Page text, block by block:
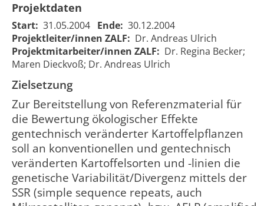
553
Untersuchungen zur
Ermittlung der
genetischen Divergenz
von konventionellen
und transgenen
Kartoffelsorten als
Interpretationshilfe
zur Festlegung von
Monitoringparametern
of the
genetic
diversity of
conventional
potato
varieties - a
baseline
study to
evaluate
monitoring
parameters
00:00:00
Projektdaten
Start: 31.05.2004 Ende: 30.12.2004
Projektleiter/innen ZALF: Dr. Andreas Ulrich
Projektmitarbeiter/innen ZALF: Dr. Regina Becker;
Maren Dieckvoß; Dr. Andreas Ulrich
Zielsetzung
Zur Bereitstellung von Referenzmaterial für
die Bewertung ökologischer Effekte
gentechnisch veränderter Kartoffelpflanzen
soll an konventionellen und gentechnisch
veränderten Kartoffelsorten und -linien die
genetische Variabilität/Divergenz mittels der
SSR (simple sequence repeats, auch